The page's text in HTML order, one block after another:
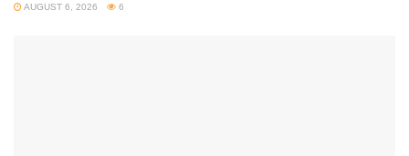
AUGUST 6, 2026 6